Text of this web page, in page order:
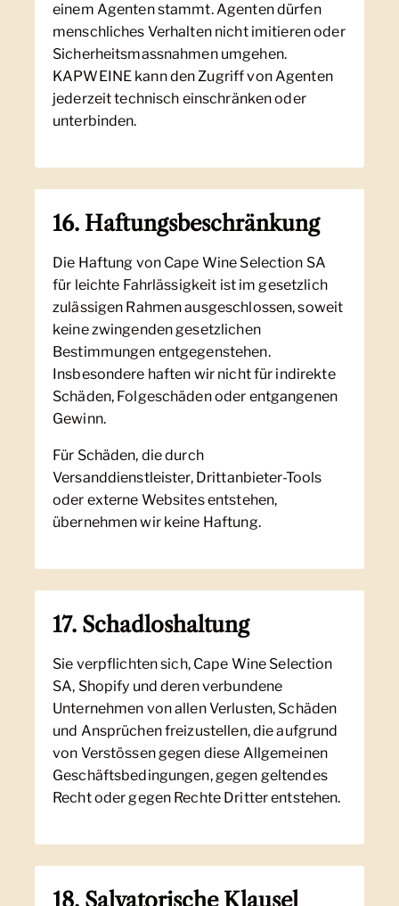
einem Agenten stammt. Agenten dürfen
menschliches Verhalten nicht imitieren oder
Sicherheitsmassnahmen umgehen.
KAPWEINE kann den Zugriff von Agenten
jederzeit technisch einschränken oder
unterbinden.
16. Haftungsbeschränkung
Die Haftung von Cape Wine Selection SA
für leichte Fahrlässigkeit ist im gesetzlich
zulässigen Rahmen ausgeschlossen, soweit
keine zwingenden gesetzlichen
Bestimmungen entgegenstehen.
Insbesondere haften wir nicht für indirekte
Schäden, Folgeschäden oder entgangenen
Gewinn.
Für Schäden, die durch
Versanddienstleister, Drittanbieter-Tools
oder externe Websites entstehen,
übernehmen wir keine Haftung.
17. Schadloshaltung
Sie verpflichten sich, Cape Wine Selection
SA, Shopify und deren verbundene
Unternehmen von allen Verlusten, Schäden
und Ansprüchen freizustellen, die aufgrund
von Verstössen gegen diese Allgemeinen
Geschäftsbedingungen, gegen geltendes
Recht oder gegen Rechte Dritter entstehen.
18. Salvatorische Klausel